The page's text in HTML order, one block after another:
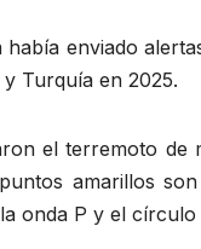
enviado
Turquía en 2025.
el terremoto de
amarillos
onda P y el